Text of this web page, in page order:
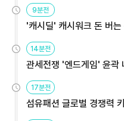
9분전
'캐시딜' 캐시워크 돈 버
14분전
관세전쟁 '엔드게임' 윤곽
17분전
섬유패션 글로벌 경쟁력